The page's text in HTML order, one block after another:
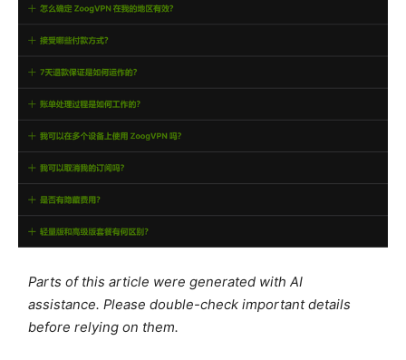
Parts of this article were generated with AI
assistance. Please double-check important details
before relying on them.